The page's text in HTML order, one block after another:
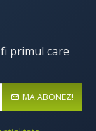
primul care
MA ABONEZ!